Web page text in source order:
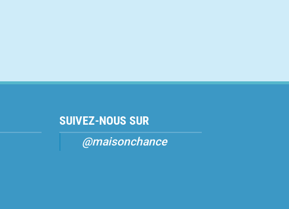
SUIVEZ-NOUS SUR
@maisonchance